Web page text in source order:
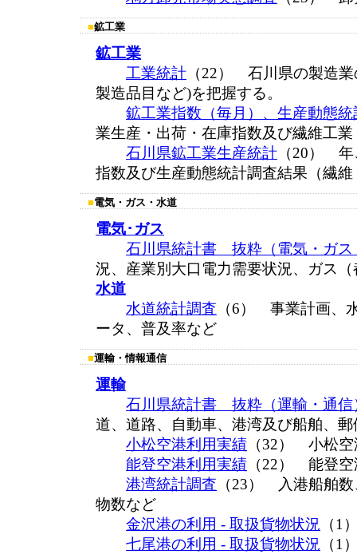
■鉱工業
鉱工業
工業統計 （22） 石川県の製造
製造品目など)を把握する。
鉱工業指数（毎月）、生産動態
業生産・出荷・在庫指数及び繊維工
石川県鉱工業生産統計 （20） 年
指数及び生産動態統計調査結果（繊
■電気・ガス・水道
電気･ガス
石川県統計書 抜粋（電気・ガス
況、産業別大口電力需要状況、ガス
水道
水道統計調査 （6） 事業計画、
ータ、普及率など
■運輸・情報通信
運輸
石川県統計書 抜粋（運輸・通信
道、道路、自動車、港湾及び船舶、郵
小松空港利用実績 （32） 小松
能登空港利用実績 （22） 能登
港湾統計調査 （23） 入港船舶
物数など
金沢港の利用 - 取扱貨物状況 （
七尾港の利用 - 取扱貨物状況 （